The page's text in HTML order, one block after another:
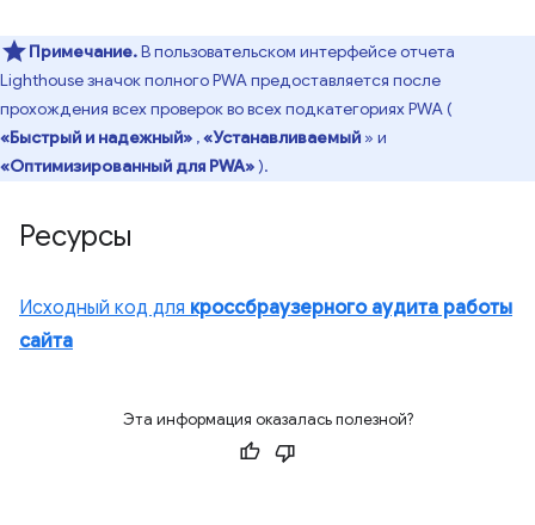
Примечание.В пользовательском интерфейсе отчета
Lighthouse значок полного PWA предоставляется после
прохождения всех проверок во всех подкатегориях PWA (
«Быстрый и надежный» ,«Устанавливаемый » и
«Оптимизированный для PWA»).
Ресурсы
Исходный код для кроссбраузерного аудита работы
сайта
Эта информация оказалась полезной?